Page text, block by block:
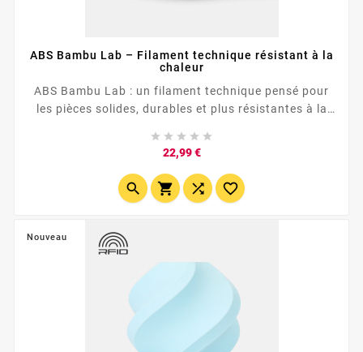
ABS Bambu Lab – Filament technique résistant à la
chaleur
ABS Bambu Lab : un filament technique pensé pour
les pièces solides, durables et plus résistantes à la
caches, supports, prototypes et pièces fonctionnelles
🛠️ Bonne...
    
22,99 €Prix
   
Nouveau